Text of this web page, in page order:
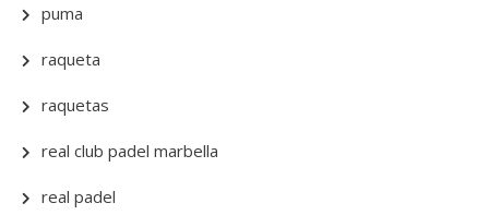
puma
raqueta
raquetas
real club padel marbella
real padel